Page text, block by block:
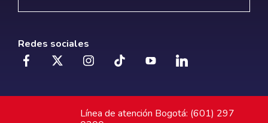
Redes sociales
Línea de atención Bogotá: (601) 297